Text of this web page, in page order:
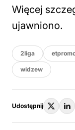
Więcej
ujawniono.
2liga
widzew
Udostępnij